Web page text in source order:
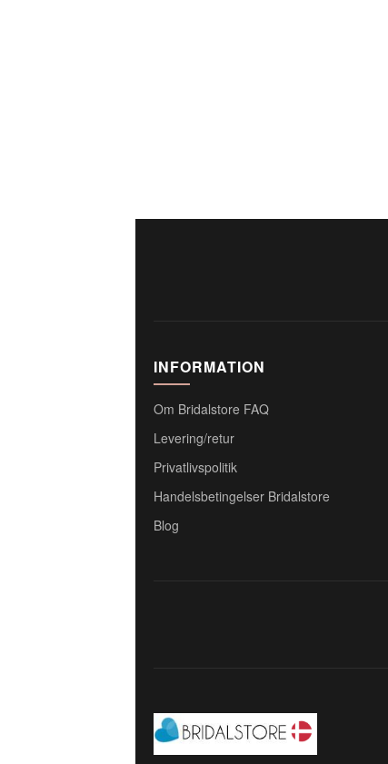
INFORMATION
Om Bridalstore FAQ
Levering/retur
Privatlivspolitik
Handelsbetingelser Bridalstore
Blog